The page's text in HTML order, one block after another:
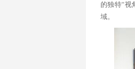
的独特“视
域。